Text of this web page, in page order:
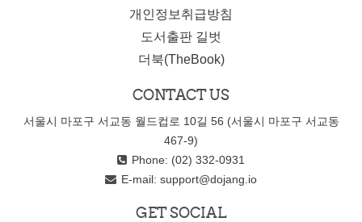
개인정보취급방침
도서출판 길벗
더북(TheBook)
CONTACT US
서울시 마포구 서교동 월드컵로 10길 56 (서울시 마포구 서교동
467-9)
Phone: (02) 332-0931
E-mail: support@dojang.io
GET SOCIAL